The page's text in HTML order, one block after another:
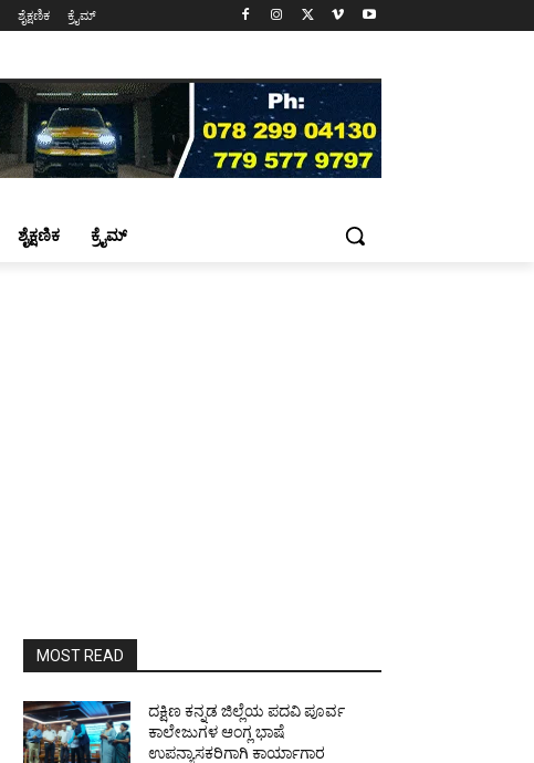
ಶೈಕ್ಷಣಿಕ ಕ್ರೈಮ್
ಶೈಕ್ಷಣಿಕ ಕ್ರೈಮ್
MOST READ
ದಕ್ಷಿಣ ಕನ್ನಡ ಜಿಲ್ಲೆಯ ಪದವಿ ಪೂರ್ವ
ಕಾಲೇಜುಗಳ ಆಂಗ್ಲ ಭಾಷೆ
ಉಪನ್ಯಾಸಕರಿಗಾಗಿ ಕಾರ್ಯಾಗಾರ